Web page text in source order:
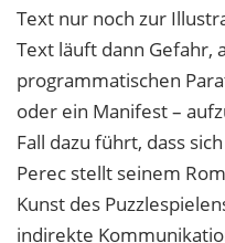
Text nur noch zur
Text läuft dann Gefahr,
programmatischen
oder ein Manifest –
Fall dazu führt, dass
Perec stellt seinem
Kunst des
indirekte